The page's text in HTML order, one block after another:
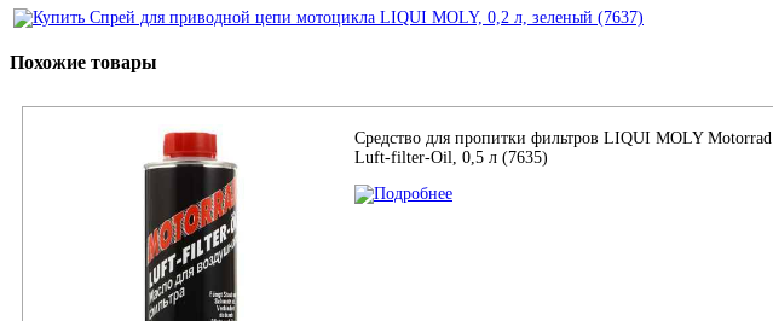
Похожие товары
Средство для пропитки фильтров LIQUI MOLY Motorrad
Luft-filter-Oil, 0,5 л (7635)